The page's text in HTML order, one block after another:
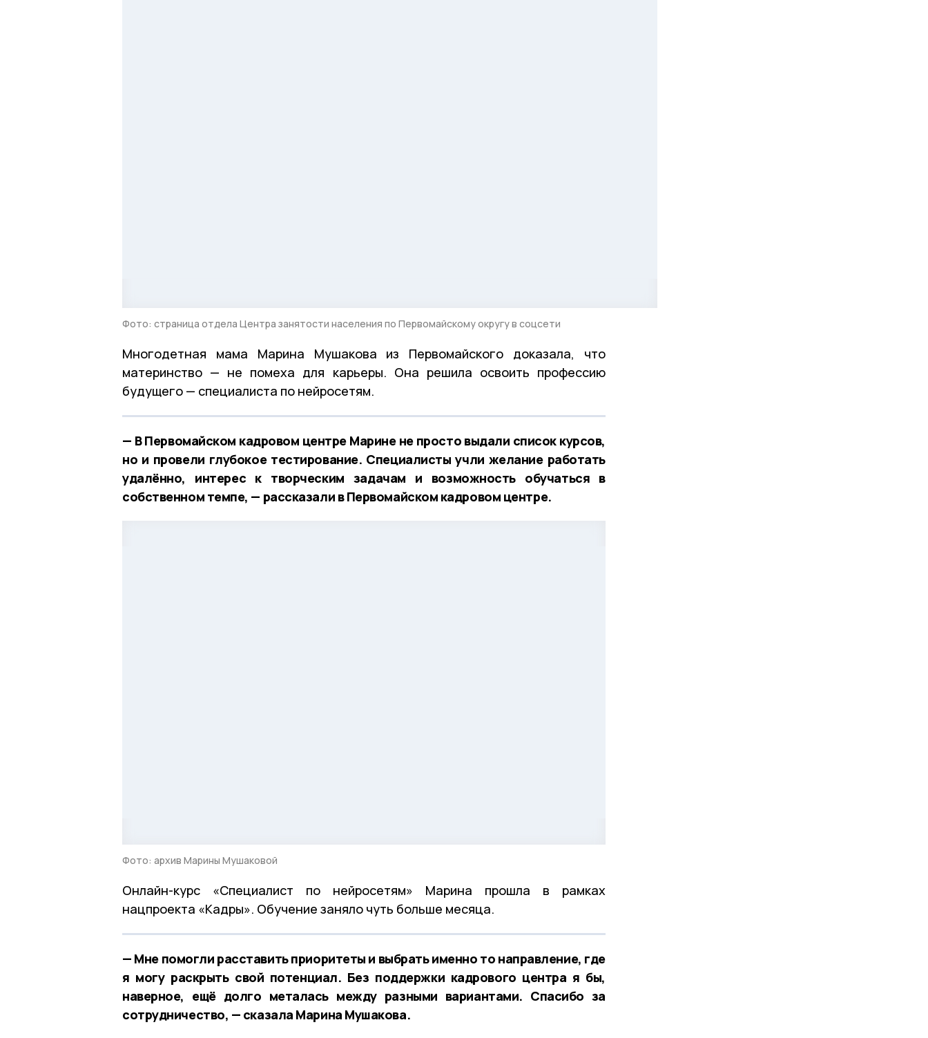
Фото: страница отдела Центра занятости населения по Первомайскому округу в соцсети
Многодетная мама Марина Мушакова из Первомайского доказала, что
материнство — не помеха для карьеры. Она решила освоить профессию
будущего — специалиста по нейросетям.
— В Первомайском кадровом центре Марине не просто выдали список курсов,
но и провели глубокое тестирование. Специалисты учли желание работать
удалённо, интерес к творческим задачам и возможность обучаться в
собственном темпе, — рассказали в Первомайском кадровом центре.
Фото: архив Марины Мушаковой
Онлайн-курс «Специалист по нейросетям» Марина прошла в рамках
нацпроекта «Кадры». Обучение заняло чуть больше месяца.
— Мне помогли расставить приоритеты и выбрать именно то направление, где
я могу раскрыть свой потенциал. Без поддержки кадрового центра я бы,
наверное, ещё долго металась между разными вариантами. Спасибо за
сотрудничество, — сказала Марина Мушакова.